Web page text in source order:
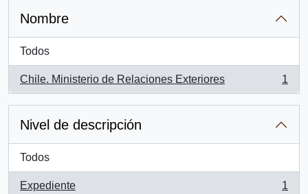
Nombre
Todos
Chile. Ministerio de Relaciones Exteriores
, 1 resultados
1
Nivel de descripción
Todos
Expediente 1